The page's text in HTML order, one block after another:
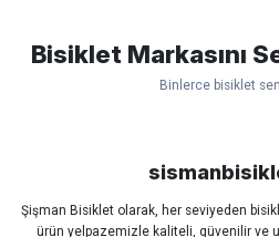
lastik yanak kısmından 3cm yarıldı ama
normal sürüşe uygun
Bahriye Akay Tan | 21/07/2026
Bisiklet Markasını
Binlerce bisiklet
Şişman Bisiklet olarak, her seviyeden
ürün yelpazemizle kaliteli, güvenilir ve